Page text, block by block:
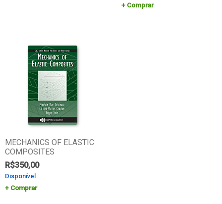
Comprar
MECHANICS OF ELASTIC
COMPOSITES
R$350,00
Disponível
Comprar